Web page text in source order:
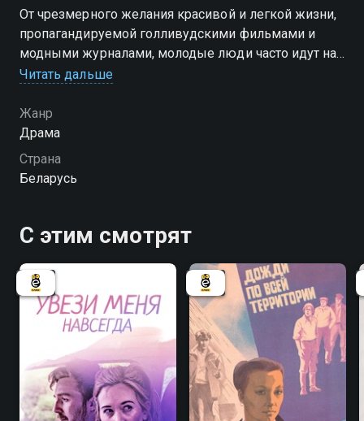
От чрезмерного желания красивой и легкой жизни,
пропагандируемой голливудскими фильмами и
модными журналами, молодые люди часто идут на
рискованные поступки. Одурманенные призрачной
«стаю». Их лидер Данила – молодой человек с
сильной склонностью к авантюрам. Благодаря
своим способностям он мог бы, например, достичь
успеха в бизнесе, создав собственную компанию.
Но на это нужно время и самое главное – терпение,
Читать дальше
Жанр
Драма
Страна
Беларусь
С этим смотрят